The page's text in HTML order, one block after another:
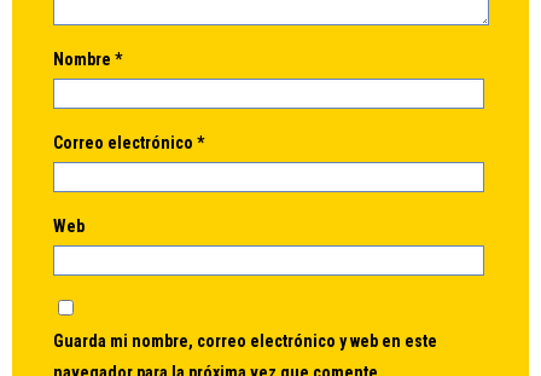
Nombre *
Correo electrónico *
Web
Guarda mi nombre, correo electrónico y web en este
navegador para la próxima vez que comente.